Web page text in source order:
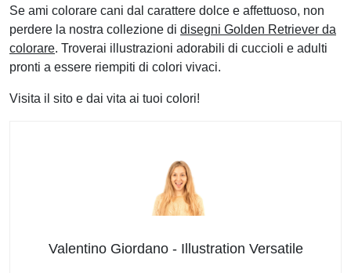
Se ami colorare cani dal carattere dolce e affettuoso, non
perdere la nostra collezione di disegni Golden Retriever da
colorare. Troverai illustrazioni adorabili di cuccioli e adulti
pronti a essere riempiti di colori vivaci.
Visita il sito e dai vita ai tuoi colori!
Valentino Giordano - Illustration Versatile